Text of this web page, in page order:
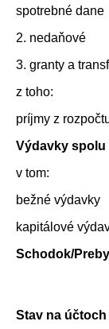
spotrebné dane
2. nedaňové
3. granty a
z toho:
príjmy z
Výdavky spolu
v tom:
bežné výdavky
kapitálové
Schodok/
Stav na